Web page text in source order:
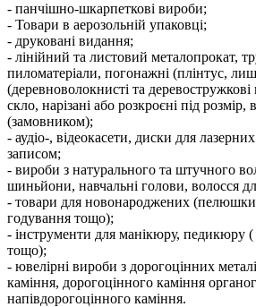
- панчішно-шкарпеткові вироби;
- Товари в аерозольній упаковці;
- друковані видання;
- лінійний та листовий металопрокат,
пиломатеріали, погонажні (плінтус,
(деревноволокнисті та
скло, нарізані або розкроєні під
(замовником);
- аудіо-, відеокасети, диски для
записом;
- вироби з натурального та штучного
шиньйони, навчальні голови, волосся
- товари для новонароджених
годування тощо);
- інструменти для манікюру, педикюру (
тощо);
- ювелірні вироби з дорогоцінних
каміння, дорогоцінного каміння
напівдорогоцінного каміння.